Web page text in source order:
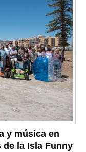
y música en
la Isla Funny